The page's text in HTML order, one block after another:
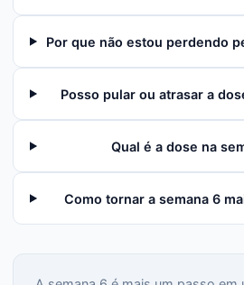
Por que não estou perdendo
Posso pular ou atrasar a
Qual é a dose na
Como tornar a semana 6